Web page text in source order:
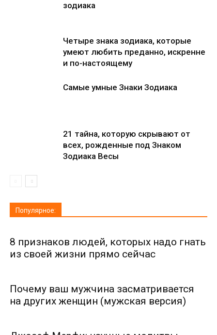
зодиака
Четыре знака зодиака, которые
умеют любить преданно, искренне
и по-настоящему
Самые умные Знаки Зодиака
21 тайна, которую скрывают от
всех, рожденные под Знаком
Зодиака Весы
Популярное:
8 признаков людей, которых надо гнать
из своей жизни прямо сейчас
Почему ваш мужчина засматривается
на других женщин (мужская версия)